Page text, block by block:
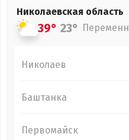
Николаевская область
39° 23°
Николаев
Баштанка
Первомайск